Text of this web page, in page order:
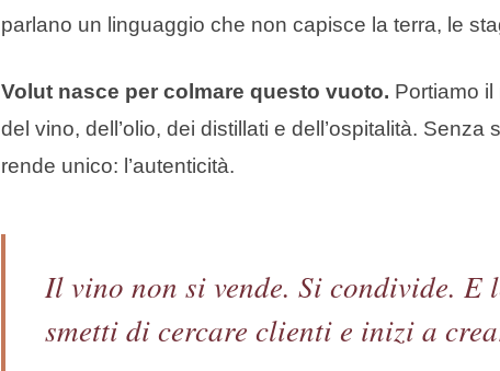
parlano un linguaggio che non capisce la terra, le
Volut nasce per colmare questo vuoto. Portiamo
del vino, dell’olio, dei distillati e dell’ospitalità.
rende unico: l’autenticità.
Il vino non si vende. Si condivide.
smetti di cercare clienti e inizi a